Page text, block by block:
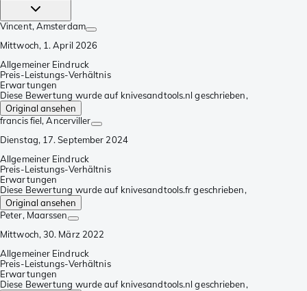
Vincent, Amsterdam
Mittwoch, 1. April 2026
Allgemeiner Eindruck
Preis-Leistungs-Verhältnis
Erwartungen
Diese Bewertung wurde auf knivesandtools.nl geschrieben,
Original ansehen
francis fiel, Ancerviller
Dienstag, 17. September 2024
Allgemeiner Eindruck
Preis-Leistungs-Verhältnis
Erwartungen
Diese Bewertung wurde auf knivesandtools.fr geschrieben,
Original ansehen
Peter, Maarssen
Mittwoch, 30. März 2022
Allgemeiner Eindruck
Preis-Leistungs-Verhältnis
Erwartungen
Diese Bewertung wurde auf knivesandtools.nl geschrieben,